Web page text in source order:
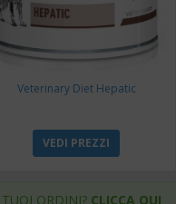
Veterinary Diet Hepatic
VEDI PREZZI
ORDINI? CLICCA QUI